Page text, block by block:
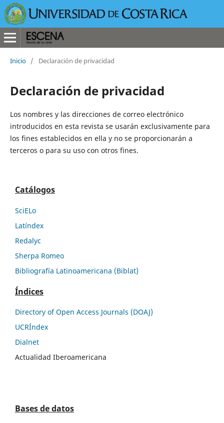
Inicio / Declaración de privacidad
Declaración de privacidad
Los nombres y las direcciones de correo electrónico
introducidos en esta revista se usarán exclusivamente para
los fines establecidos en ella y no se proporcionarán a
terceros o para su uso con otros fines.
Catálogos
SciELo
Latíndex
Redalyc
Sherpa Romeo
Bibliografía Latinoamericana (Biblat)
Índices
Directory of Open Access Journals (DOAJ)
UCRÍndex
Dialnet
Actualidad Iberoamericana
Bases de datos